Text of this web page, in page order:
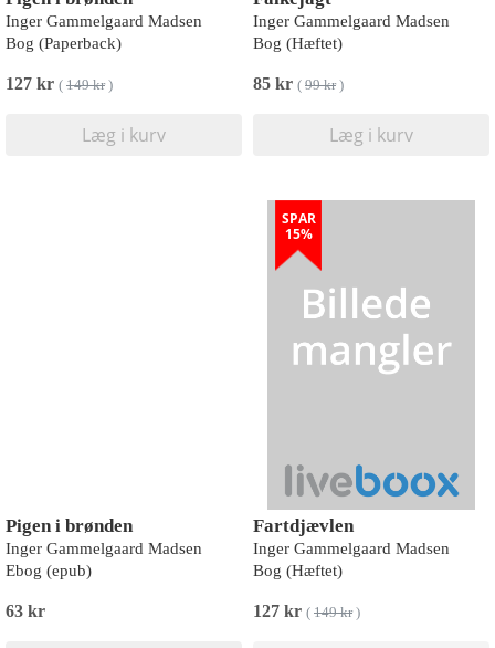
Inger Gammelgaard Madsen
Bog (Paperback)
127 kr ( 149 kr)
Læg i kurv
Inger Gammelgaard Madsen
Bog (Hæftet)
85 kr ( 99 kr)
Læg i kurv
Pigen i brønden
Inger Gammelgaard Madsen
Ebog (epub)
63 kr
SPAR
15%
Fartdjævlen
Inger Gammelgaard Madsen
Bog (Hæftet)
127 kr ( 149 kr)